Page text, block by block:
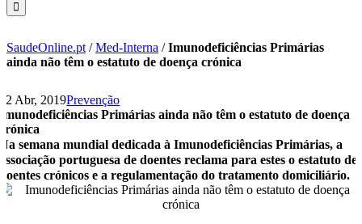
SaudeOnline.pt /Med-Interna /Imunodeficiências Primárias
ainda não têm o estatuto de doença crónica
22 Abr, 2019Prevenção
Imunodeficiências Primárias ainda não têm o estatuto de doença
crónica
Na semana mundial dedicada à Imunodeficiências Primárias, a
associação portuguesa de doentes reclama para estes o estatuto de
doentes crónicos e a regulamentação do tratamento domiciliário.